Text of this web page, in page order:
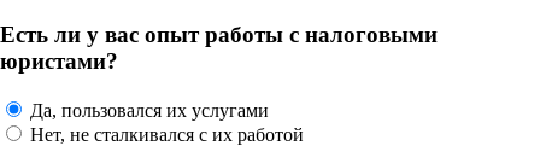
Есть ли у вас опыт работы с налоговыми
юристами?
Да, пользовался их услугами
Нет, не сталкивался с их работой